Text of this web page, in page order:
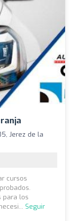
Jerez de la
cursos
para los
Seguir